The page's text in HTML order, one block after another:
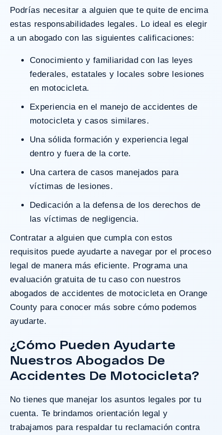
Podrías necesitar a alguien que te quite de encima
estas responsabilidades legales. Lo ideal es elegir
a un abogado con las siguientes calificaciones:
Conocimiento y familiaridad con las leyes
federales, estatales y locales sobre lesiones
en motocicleta.
Experiencia en el manejo de accidentes de
motocicleta y casos similares.
Una sólida formación y experiencia legal
dentro y fuera de la corte.
Una cartera de casos manejados para
víctimas de lesiones.
Dedicación a la defensa de los derechos de
las víctimas de negligencia.
Contratar a alguien que cumpla con estos
requisitos puede ayudarte a navegar por el proceso
legal de manera más eficiente. Programa una
evaluación gratuita de tu caso con nuestros
abogados de accidentes de motocicleta en Orange
County para conocer más sobre cómo podemos
ayudarte.
¿Cómo Pueden Ayudarte
Nuestros Abogados De
Accidentes De Motocicleta?
No tienes que manejar los asuntos legales por tu
cuenta. Te brindamos orientación legal y
trabajamos para respaldar tu reclamación contra